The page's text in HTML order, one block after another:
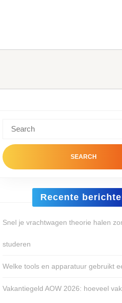
for:
Recente
Snel je vrachtwagen theorie halen
studeren
Welke tools en apparatuur gebruikt
Vakantiegeld AOW 2026: hoeveel